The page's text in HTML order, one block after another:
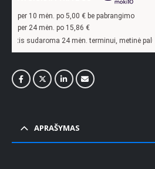
per 10 mėn. po 5,00 € be pabrangimo
per 24 mėn. po 15,86 €
24 mėn. terminui, metinė palūkanų norma –
APRAŠYMAS